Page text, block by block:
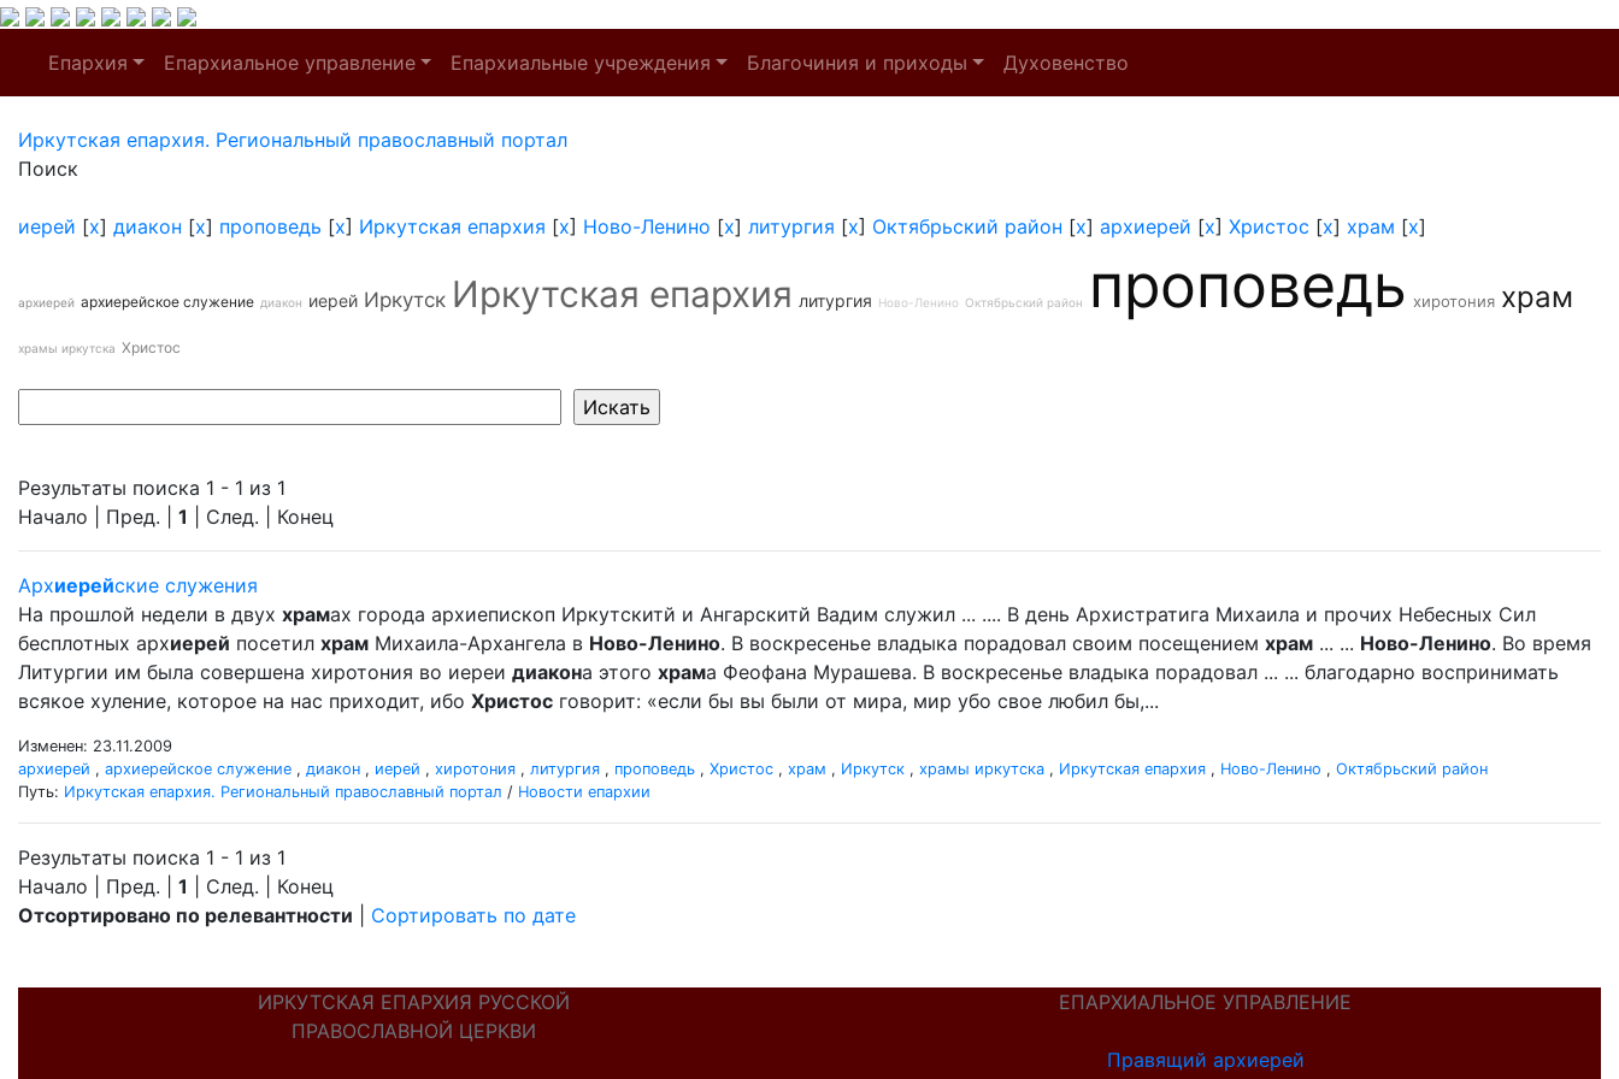
Епархия Епархиальное управление Епархиальные учреждения Благочиния и приходы Духовенство
Иркутская епархия. Региональный православный портал
Поиск
иерей [x] диакон [x] проповедь [x] Иркутская епархия [x] Ново-Ленино [x] литургия [x] Октябрьский район [x] архиерей [x] Христос [x] храм [x]
архиерей архиерейское служение диакон иерей Иркутск Иркутская епархия литургия Ново-Ленино Октябрьский район проповедь хиротония храм
храмы иркутска Христос
Результаты поиска 1 - 1 из 1
Начало | Пред. | 1 | След. | Конец
Архиерейские служения
На прошлой недели в двух храмах города архиепископ Иркутскитй и Ангарскитй Вадим служил ... .... В день Архистратига Михаила и прочих Небесных Сил
бесплотных архиерей посетил храм Михаила-Архангела в Ново-Ленино. В воскресенье владыка порадовал своим посещением храм ... ... Ново-Ленино. Во время
Литургии им была совершена хиротония во иереи диакона этого храма Феофана Мурашева. В воскресенье владыка порадовал ... ... благодарно воспринимать
всякое хуление, которое на нас приходит, ибо Христос говорит: «если бы вы были от мира, мир убо свое любил бы,...
Изменен: 23.11.2009
архиерей , архиерейское служение , диакон , иерей , хиротония , литургия , проповедь , Христос , храм , Иркутск , храмы иркутска , Иркутская епархия , Ново-Ленино , Октябрьский район
Путь: Иркутская епархия. Региональный православный портал / Новости епархии
Результаты поиска 1 - 1 из 1
Начало | Пред. | 1 | След. | Конец
Отсортировано по релевантности
Сортировать по дате
ИРКУТСКАЯ ЕПАРХИЯ РУССКОЙ
ПРАВОСЛАВНОЙ ЦЕРКВИ
ЕПАРХИАЛЬНОЕ УПРАВЛЕНИЕ
Правящий архиерей